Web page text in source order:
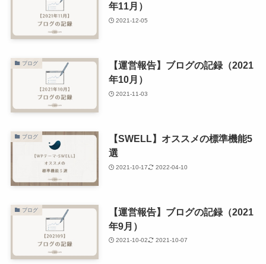
年11月）
2021-12-05
ブログ
【運営報告】ブログの記録（2021
年10月）
2021-11-03
ブログ
【SWELL】オススメの標準機能5
選
2021-10-17 2022-04-10
ブログ
【運営報告】ブログの記録（2021
年9月）
2021-10-02 2021-10-07